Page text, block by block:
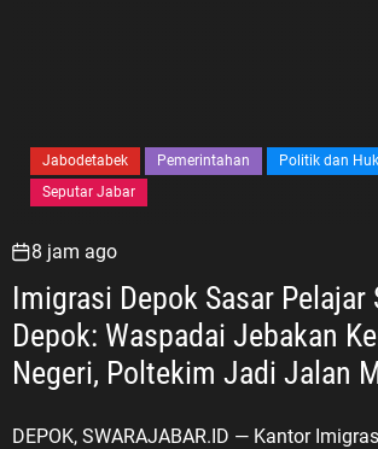
Jabodetabek Pemerintahan
Politik dan
Seputar Jabar
8 jam ago
Imigrasi Depok Sasar Pelajar
Depok: Waspadai Jebakan
DEPOK, SWARAJABAR.ID — Kantor